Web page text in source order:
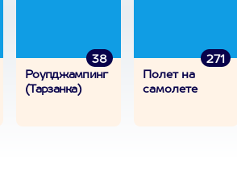
38
Роупджампинг
(Тарзанка)
271
Полет на
самолете